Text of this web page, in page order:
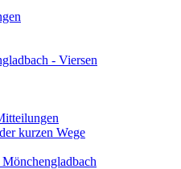
- Viersen
kurzen Wege